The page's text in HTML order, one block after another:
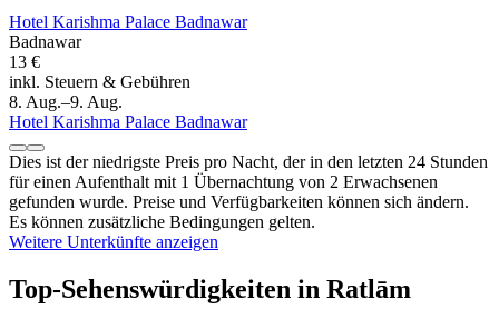
Hotel Karishma Palace Badnawar
Badnawar
13 €
inkl. Steuern & Gebühren
8. Aug.–9. Aug.
Hotel Karishma Palace Badnawar
Dies ist der niedrigste Preis pro Nacht, der in den letzten 24 Stunden
für einen Aufenthalt mit 1 Übernachtung von 2 Erwachsenen
gefunden wurde. Preise und Verfügbarkeiten können sich ändern.
Es können zusätzliche Bedingungen gelten.
Weitere Unterkünfte anzeigen
Top-Sehenswürdigkeiten in Ratlām